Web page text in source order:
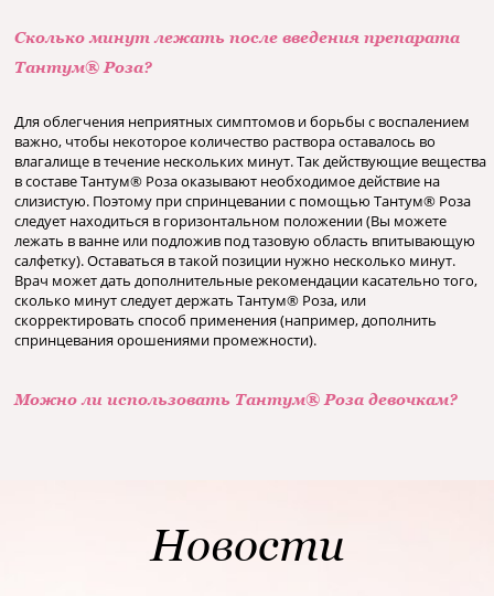
Сколько минут лежать после введения препарата
Тантум® Роза?
Для облегчения неприятных симптомов и борьбы с воспалением
важно, чтобы некоторое количество раствора оставалось во
влагалище в течение нескольких минут. Так действующие вещества
в составе Тантум® Роза оказывают необходимое действие на
слизистую. Поэтому при спринцевании с помощью Тантум® Роза
следует находиться в горизонтальном положении (Вы можете
лежать в ванне или подложив под тазовую область впитывающую
салфетку). Оставаться в такой позиции нужно несколько минут.
Врач может дать дополнительные рекомендации касательно того,
сколько минут следует держать Тантум® Роза, или
скорректировать способ применения (например, дополнить
спринцевания орошениями промежности).
Можно ли использовать Тантум® Роза девочкам?
Новости